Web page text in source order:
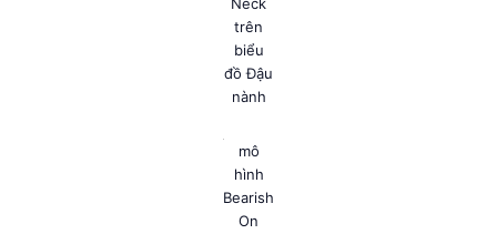
Bearish
On
Neck
trên
biểu
NHƯỢC ĐIỂM CỦA MÔ
HÌNH BEARISH ON NECK